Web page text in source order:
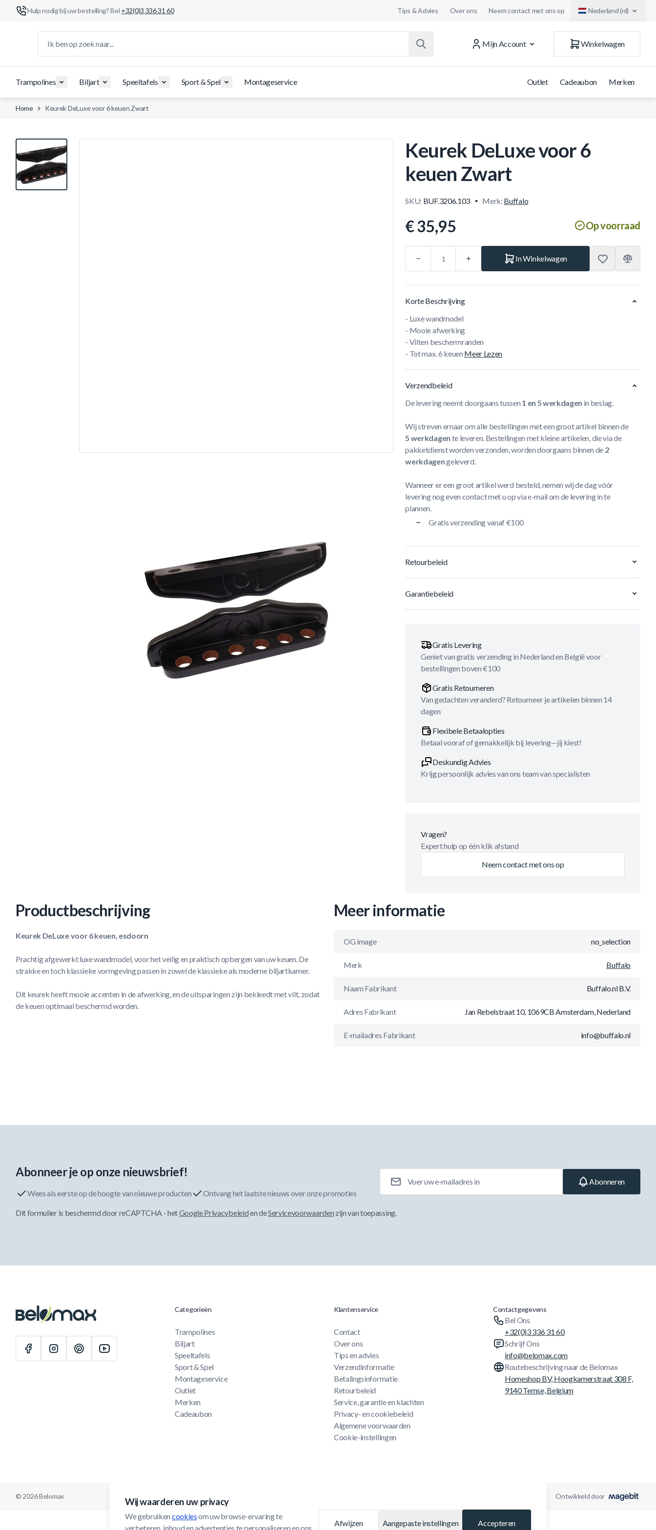
Hulp nodig bij uw bestelling? Bel +32(0)3 336 31 60 Tips & Advies Over ons Neem contact met ons op Nederland (nl)
Mijn Account
Winkelwagen
Trampolines Biljart Speeltafels Sport & Spel Montageservice Outlet Cadeaubon Merken
Home Keurek DeLuxe voor 6 keuen Zwart
View larger image
Keurek DeLuxe voor 6
keuen Zwart
SKU: BUF.3206.103 Merk: Buffalo
€ 35,95 Op voorraad
In Winkelwagen
Korte Beschrijving
- Luxe wandmodel
- Mooie afwerking
- Vilten beschermranden
- Tot max. 6 keuen Meer Lezen
Verzendbeleid
De levering neemt doorgaans tussen 1 en 5 werkdagen in beslag.
Wij streven ernaar om alle bestellingen met een groot artikel binnen de
5 werkdagen te leveren. Bestellingen met kleine artikelen, die via de
pakketdienst worden verzonden, worden doorgaans binnen de 2
werkdagengeleverd.
Wanneer er een groot artikel werd besteld, nemen wij de dag vóór
levering nog even contact met u op via e-mail om de levering in te
plannen.
Gratis verzending vanaf €100
Retourbeleid
Garantiebeleid
Gratis Levering
Geniet van gratis verzending in Nederland en België voor
bestellingen boven €100
Gratis Retourneren
Van gedachten veranderd? Retourneer je artikelen binnen 14
dagen
Flexibele Betaalopties
Betaal vooraf of gemakkelijk bij levering—jij kiest!
Deskundig Advies
Krijg persoonlijk advies van ons team van specialisten
Vragen?
Expert hulp op één klik afstand
Neem contact met ons op
Productbeschrijving
Keurek DeLuxe voor 6 keuen, esdoorn
Prachtig afgewerkt luxe wandmodel, voor het veilig en praktisch opbergen van uw keuen. De
strakke en toch klassieke vormgeving passen in zowel de klassieke als moderne biljartkamer.
Dit keurek heeft mooie accenten in de afwerking, en de uitsparingen zijn bekleedt met vilt, zodat
de keuen optimaal beschermd worden.
Meer informatie
OG image no_selection
Merk Buffalo
Naam Fabrikant Buffalo.nl B.V.
Adres Fabrikant Jan Rebelstraat 10, 1069CB Amsterdam, Nederland
E-mailadres Fabrikant info@buffalo.nl
Wij waarderen uw privacy
We gebruiken cookies om uw browse-ervaring te
verbeteren, inhoud en advertenties te personaliseren en ons
Afwijzen Aangepaste instellingen Accepteren
Abonneer je op onze nieuwsbrief!
Wees als eerste op de hoogte van nieuwe producten Ontvang het laatste nieuws over onze promoties
Abonneren
Dit formulier is beschermd door reCAPTCHA - hetGoogle Privacybeleiden deServicevoorwaarden zijn van toepassing.
Categorieën
Trampolines
Biljart
Speeltafels
Sport & Spel
Montageservice
Outlet
Merken
Cadeaubon
Klantenservice
Contact
Over ons
Tips en advies
Verzendinformatie
Betalingsinformatie
Retourbeleid
Service, garantie en klachten
Privacy- en cookiebeleid
Algemene voorwaarden
Cookie-instellingen
Contactgegevens
Bel Ons
+32(0)3 336 31 60
Schrijf Ons
info@belomax.com
Routebeschrijving naar de Belomax
Homeshop BV, Hoogkamerstraat 308 F,
9140 Temse, Belgium
© 2026 Belomax Ontwikkeld door